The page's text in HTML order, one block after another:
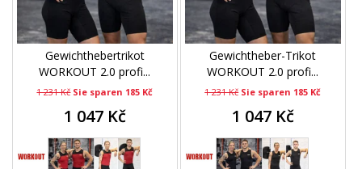
Gewichthebertrikot
WORKOUT 2.0 profi...
1 231 Kč Sie sparen 185 Kč
1 047 Kč
Gewichtheber-Trikot
WORKOUT 2.0 profi...
1 231 Kč Sie sparen 185 Kč
1 047 Kč